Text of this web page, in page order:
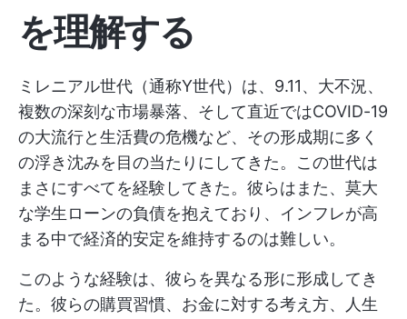
を理解する
ミレニアル世代（通称Y世代）は、9.11、大不況、
複数の深刻な市場暴落、そして直近ではCOVID-19
の大流行と生活費の危機など、その形成期に多く
の浮き沈みを目の当たりにしてきた。この世代は
まさにすべてを経験してきた。彼らはまた、莫大
な学生ローンの負債を抱えており、インフレが高
まる中で経済的安定を維持するのは難しい。
このような経験は、彼らを異なる形に形成してき
た。彼らの購買習慣、お金に対する考え方、人生